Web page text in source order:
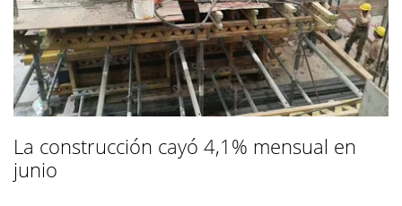
La construcción cayó 4,1% mensual en
junio